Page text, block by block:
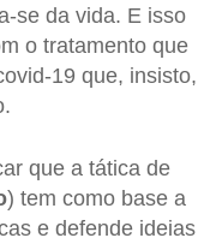
se da vida. E isso
o tratamento que
19 que, insisto,
que a tática de
) tem como base a
e defende ideias